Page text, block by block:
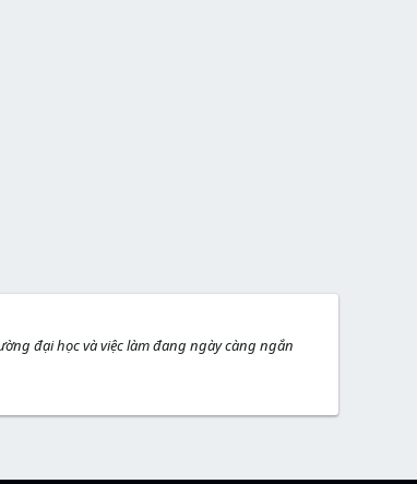
đại học và việc làm đang ngày càng ngắn